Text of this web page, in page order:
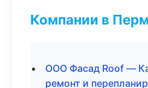
Компании в
ООО Фасад Roof —
ремонт и